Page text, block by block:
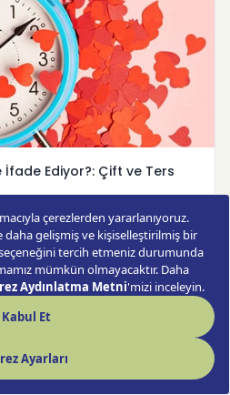
Ediyor?: Çift ve Ters
burada! Saatlerin ne